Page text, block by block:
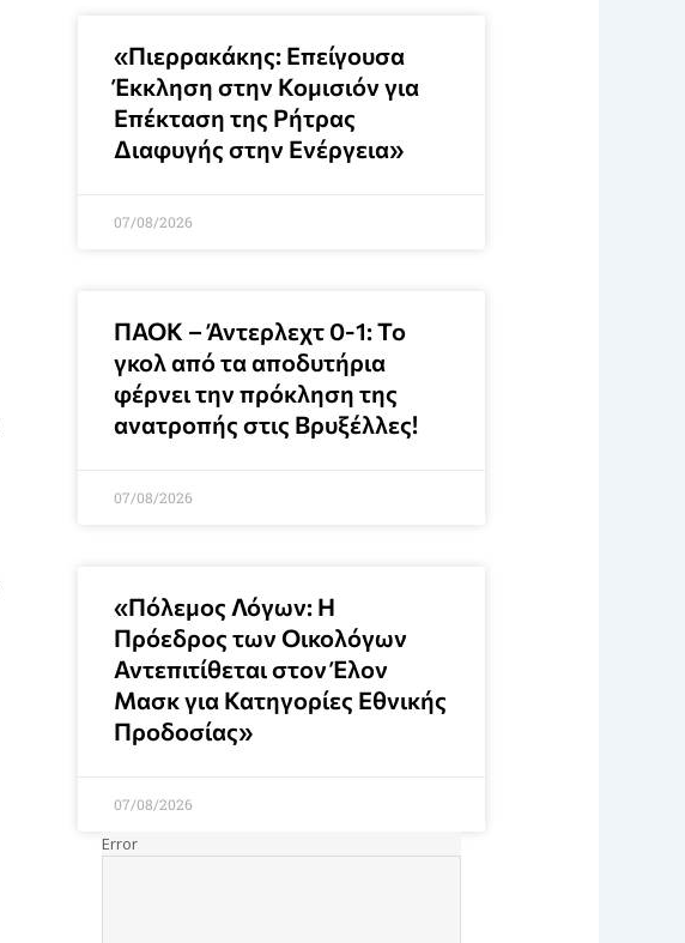
«Πιερρακάκης: Επείγουσα
Έκκληση στην Κομισιόν για
Επέκταση της Ρήτρας
Διαφυγής στην Ενέργεια»
07/08/2026
ΠΑΟΚ – Άντερλεχτ 0-1: Το
γκολ από τα αποδυτήρια
φέρνει την πρόκληση της
ανατροπής στις Βρυξέλλες!
07/08/2026
«Πόλεμος Λόγων: Η
Πρόεδρος των Οικολόγων
Αντεπιτίθεται στον Έλον
Μασκ για Κατηγορίες Εθνικής
Προδοσίας»
07/08/2026